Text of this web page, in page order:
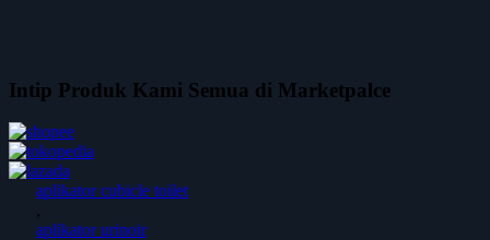
Intip Produk Kami Semua di Marketpalce
aplikator cubicle toilet
,
aplikator urinoir